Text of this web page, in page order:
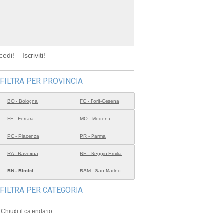
Iscriviti!
FILTRA PER PROVINCIA
BO - Bologna FC - Forlì-Cesena
FE - Ferrara MO - Modena
PC - Piacenza PR - Parma
RA - Ravenna RE - Reggio Emilia
RN - Rimini RSM - San Marino
FILTRA PER CATEGORIA
Chiudi il calendario